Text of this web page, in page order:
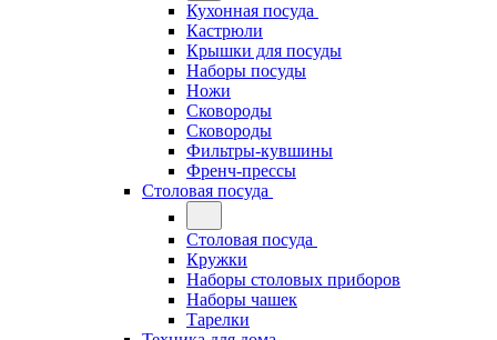
Кухонная посуда
Кастрюли
Крышки для посуды
Наборы посуды
Ножи
Сковороды
Сковороды
Фильтры-кувшины
Френч-прессы
Столовая посуда
Столовая посуда
Кружки
Наборы столовых приборов
Наборы чашек
Тарелки